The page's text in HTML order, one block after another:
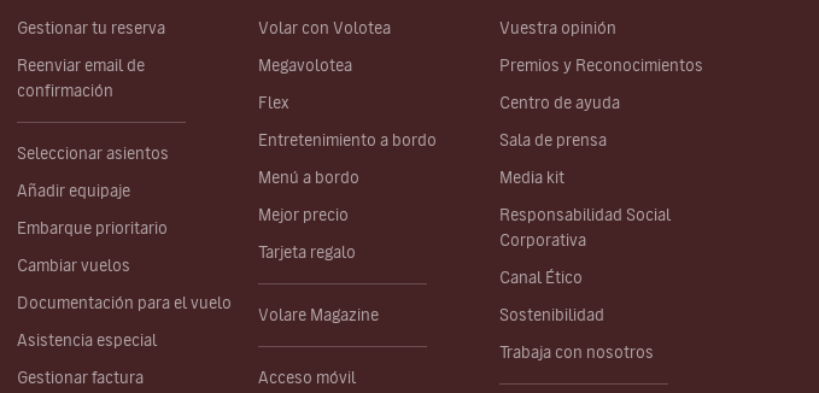
Gestionar tu reserva
Reenviar email de
confirmación
Seleccionar asientos
Añadir equipaje
Embarque prioritario
Cambiar vuelos
Documentación para el vuelo
Asistencia especial
Gestionar factura
Volar con Volotea
Megavolotea
Flex
Entretenimiento a bordo
Menú a bordo
Mejor precio
Tarjeta regalo
Volare Magazine
Acceso móvil
Vuestra opinión
Premios y Reconocimientos
Centro de ayuda
Sala de prensa
Media kit
Responsabilidad Social
Corporativa
Canal Ético
Sostenibilidad
Trabaja con nosotros